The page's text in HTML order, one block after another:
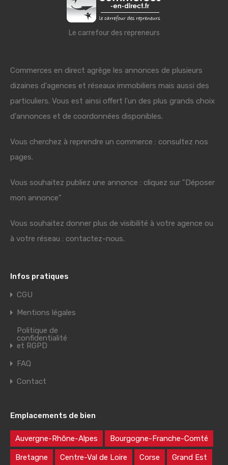
Le carrefour des repreneurs
Commerces en direct agrège les annonces de plusieurs
dizaines d'agences et réseaux immobiliers mais aussi des
particuliers. Vous est ainsi offert l'un des plus grands choix
d'annonces et de coordonnées disponibles.
Vous cherchez à reprendre un commerce : consultez nos
pages.
Vous souhaitez publiez une annonce : cliquez sur "Déposer
mon annonce"
Vous souhaitez donner plus de visibilité à votre agence ou
à votre réseau : contactez-nous.
Infos pratiques
CGU
Mentions légales
Politique de
confidentialité
et RGPD
FAQ
Contact
Emplacements de bien
Auvergne-Rhône-Alpes Bourgogne-Franche-Comté
Bretagne Centre-Val de Loire Corse Grand Est